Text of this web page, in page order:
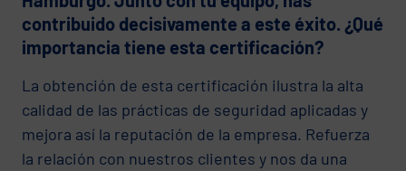
contribuido decisivamente a este éxito. ¿Qué
importancia tiene esta certificación?
La obtención de esta certificación ilustra la alta
calidad de las prácticas de seguridad aplicadas y
mejora así la reputación de la empresa. Refuerza
la relación con nuestros clientes y nos da una